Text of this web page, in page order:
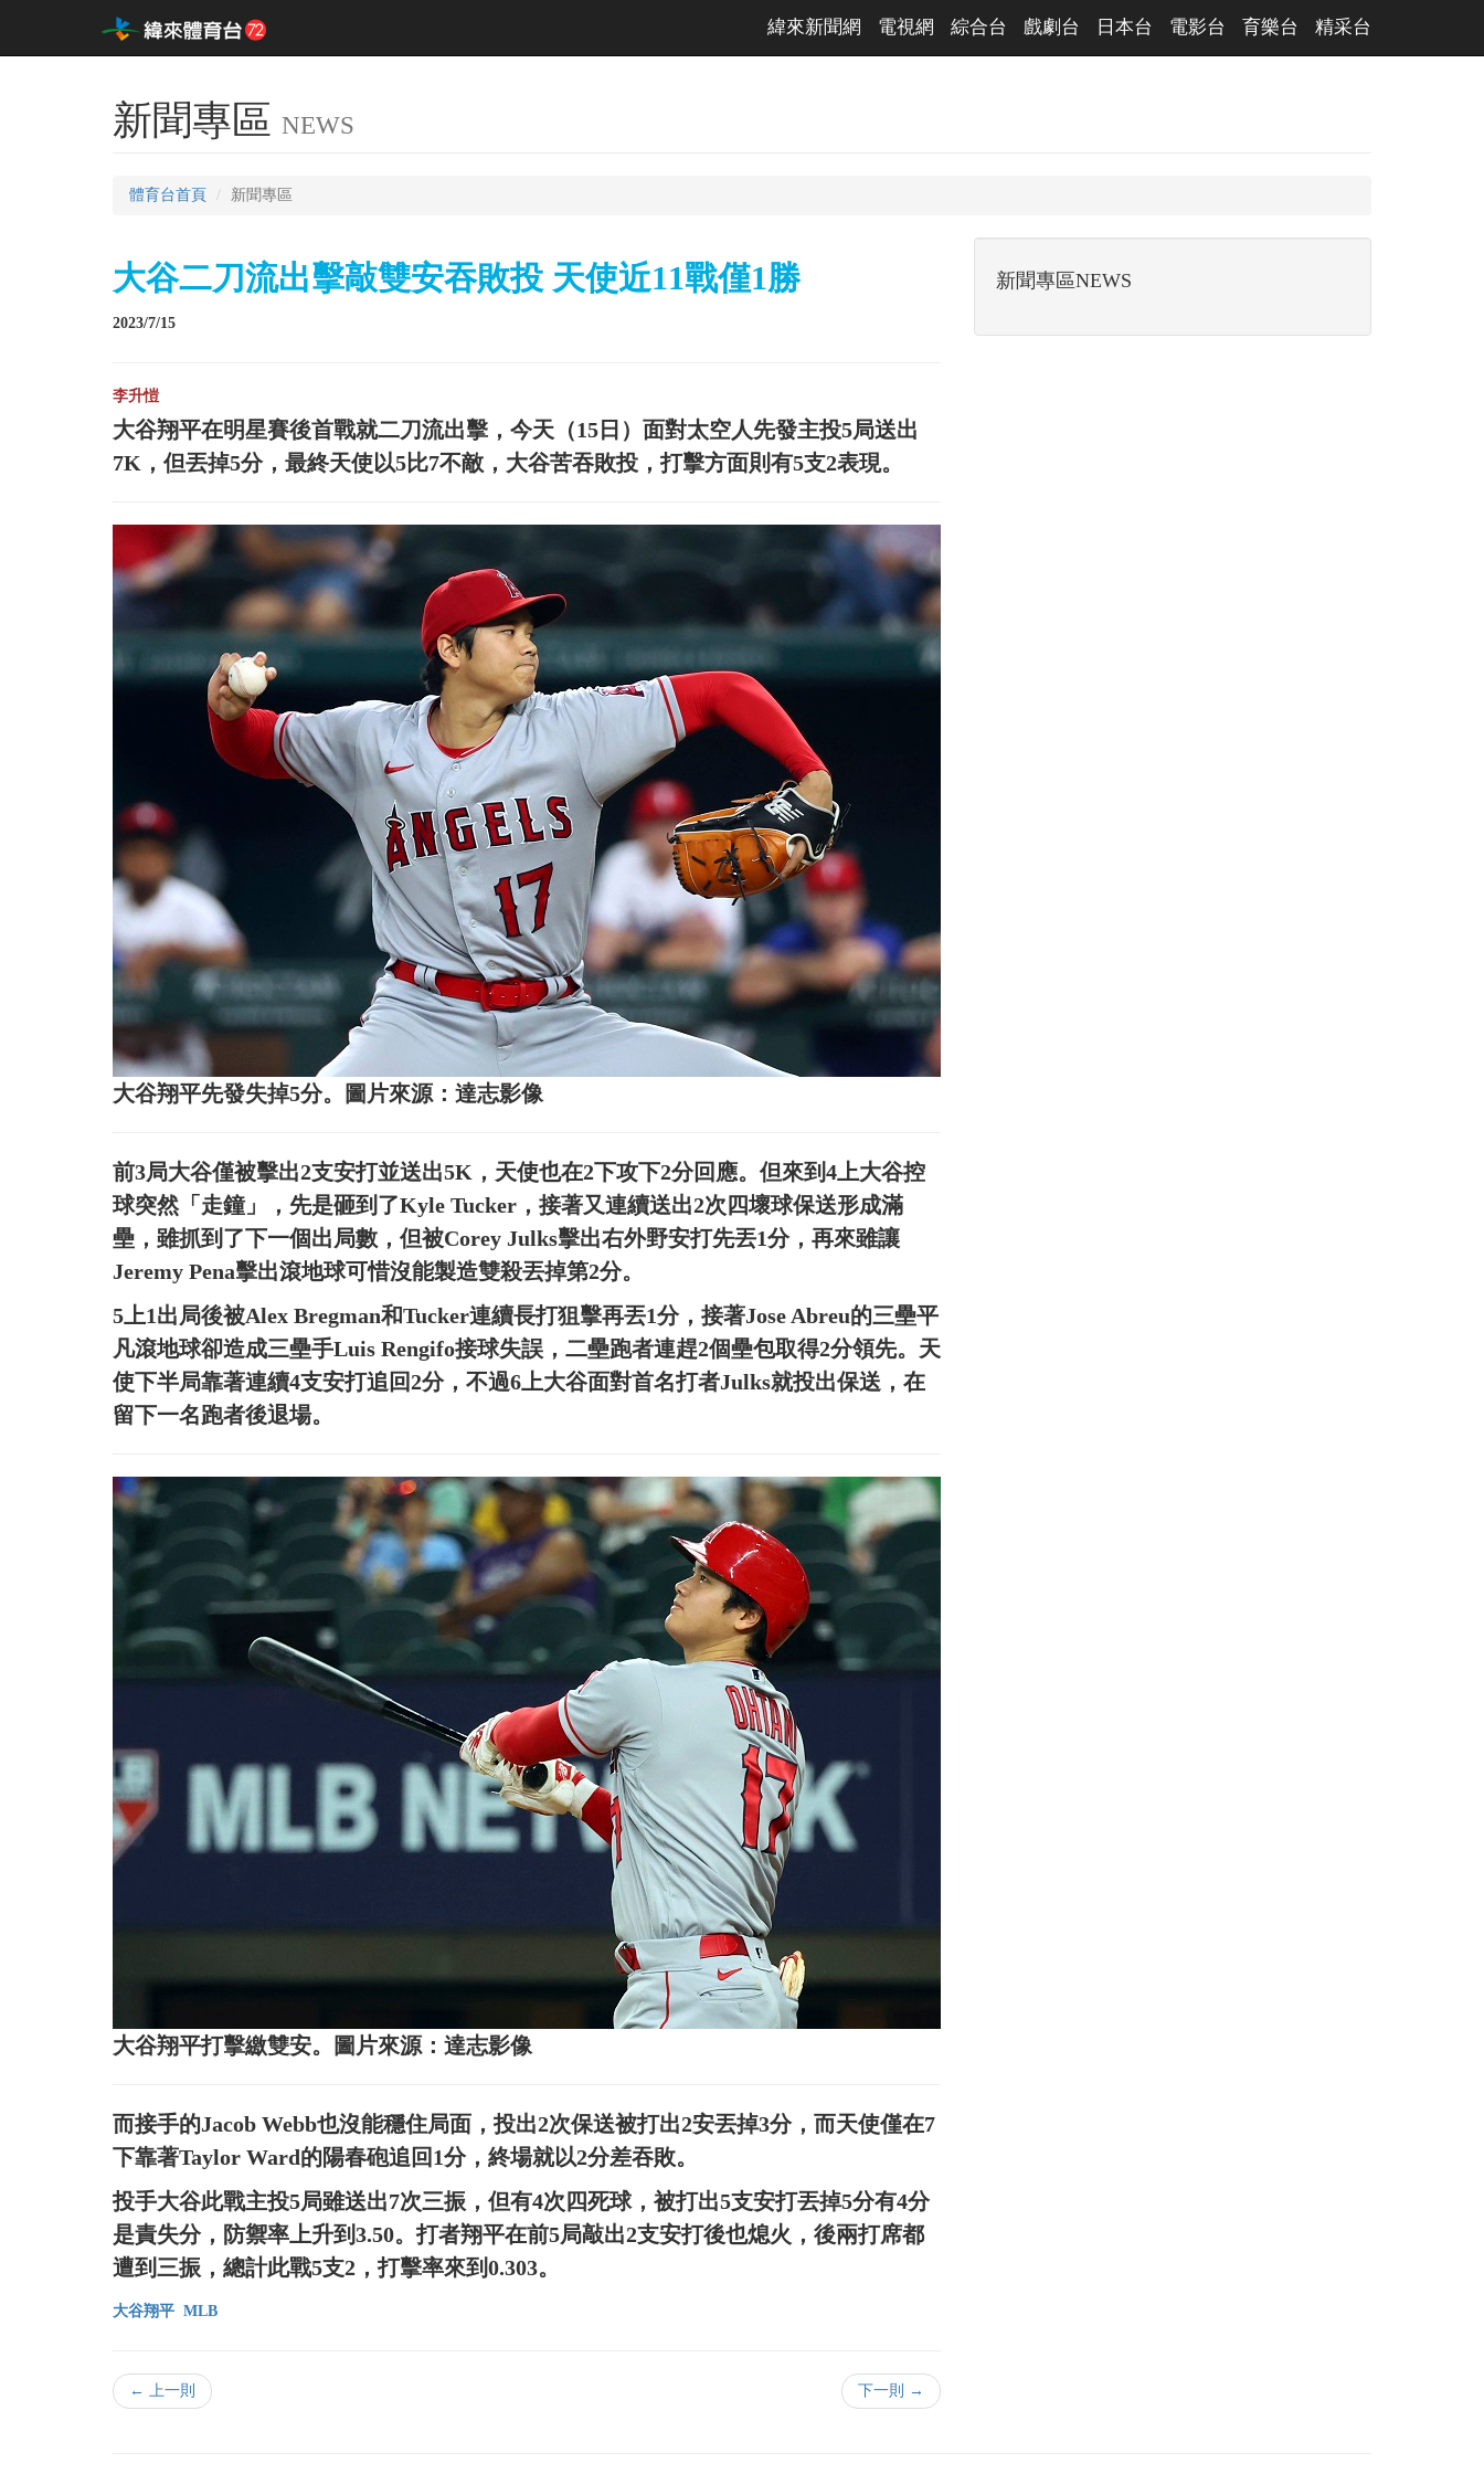
緯來新聞網 電視網 綜合台 戲劇台 日本台 電影台 育樂台 精采台
新聞專區 NEWS
體育台首頁 新聞專區
大谷二刀流出擊敲雙安吞敗投 天使近11戰僅1勝
2023/7/15
李升愷
大谷翔平在明星賽後首戰就二刀流出擊，今天（15日）面對太空人先發主投5局送出
7K，但丟掉5分，最終天使以5比7不敵，大谷苦吞敗投，打擊方面則有5支2表現。
大谷翔平先發失掉5分。圖片來源：達志影像
前3局大谷僅被擊出2支安打並送出5K，天使也在2下攻下2分回應。但來到4上大谷控
球突然「走鐘」，先是砸到了Kyle Tucker，接著又連續送出2次四壞球保送形成滿
壘，雖抓到了下一個出局數，但被Corey Julks擊出右外野安打先丟1分，再來雖讓
Jeremy Pena擊出滾地球可惜沒能製造雙殺丟掉第2分。
5上1出局後被Alex Bregman和Tucker連續長打狙擊再丟1分，接著Jose Abreu的三壘平
凡滾地球卻造成三壘手Luis Rengifo接球失誤，二壘跑者連趕2個壘包取得2分領先。天
使下半局靠著連續4支安打追回2分，不過6上大谷面對首名打者Julks就投出保送，在
留下一名跑者後退場。
大谷翔平打擊繳雙安。圖片來源：達志影像
而接手的Jacob Webb也沒能穩住局面，投出2次保送被打出2安丟掉3分，而天使僅在7
下靠著Taylor Ward的陽春砲追回1分，終場就以2分差吞敗。
投手大谷此戰主投5局雖送出7次三振，但有4次四死球，被打出5支安打丟掉5分有4分
是責失分，防禦率上升到3.50。打者翔平在前5局敲出2支安打後也熄火，後兩打席都
遭到三振，總計此戰5支2，打擊率來到0.303。
大谷翔平 MLB
← 上一則 下一則 →
新聞專區NEWS